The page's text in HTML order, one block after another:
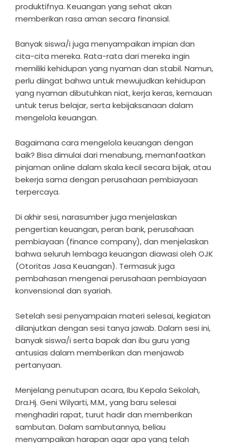
produktifnya. Keuangan yang sehat akan
memberikan rasa aman secara finansial.
Banyak siswa/i juga menyampaikan impian dan
cita-cita mereka. Rata-rata dari mereka ingin
memiliki kehidupan yang nyaman dan stabil. Namun,
perlu diingat bahwa untuk mewujudkan kehidupan
yang nyaman dibutuhkan niat, kerja keras, kemauan
untuk terus belajar, serta kebijaksanaan dalam
mengelola keuangan.
Bagaimana cara mengelola keuangan dengan
baik? Bisa dimulai dari menabung, memanfaatkan
pinjaman online dalam skala kecil secara bijak, atau
bekerja sama dengan perusahaan pembiayaan
terpercaya.
Di akhir sesi, narasumber juga menjelaskan
pengertian keuangan, peran bank, perusahaan
pembiayaan (finance company), dan menjelaskan
bahwa seluruh lembaga keuangan diawasi oleh OJK
(Otoritas Jasa Keuangan). Termasuk juga
pembahasan mengenai perusahaan pembiayaan
konvensional dan syariah.
Setelah sesi penyampaian materi selesai, kegiatan
dilanjutkan dengan sesi tanya jawab. Dalam sesi ini,
banyak siswa/i serta bapak dan ibu guru yang
antusias dalam memberikan dan menjawab
pertanyaan.
Menjelang penutupan acara, Ibu Kepala Sekolah,
Dra.Hj. Geni Wilyarti, M.M., yang baru selesai
menghadiri rapat, turut hadir dan memberikan
sambutan. Dalam sambutannya, beliau
menyampaikan harapan agar apa yang telah